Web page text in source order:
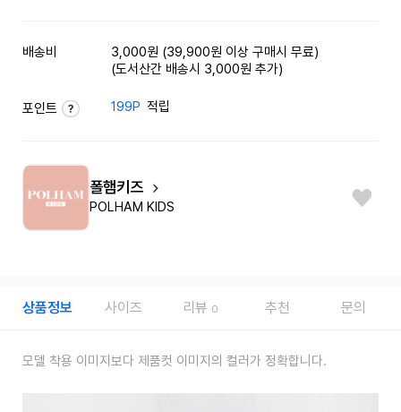
배송비
3,000원 (39,900원 이상 구매시 무료)
(도서산간 배송시 3,000원 추가)
포인트 199P 적립
폴햄키즈
POLHAM KIDS
상품정보 사이즈 리뷰 0 추천 문의
모델 착용 이미지보다 제품컷 이미지의 컬러가 정확합니다.